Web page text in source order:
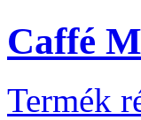
Caffé
Termék